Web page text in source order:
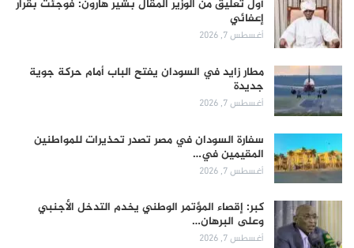
أول تعليق من الوزير المُقال بشير هارون: فوجئت بقرار
إعفائي
أغسطس 7, 2026
مطار زايد في السودان يفتح الباب أمام حركة جوية
جديدة
أغسطس 7, 2026
سفارة السودان في مصر تصدر تحذيرات للمواطنين
المقيمين في…
أغسطس 7, 2026
كبر: إقصاء المؤتمر الوطني يخدم التدخل الأجنبي
وعلى البرهان…
أغسطس 7, 2026